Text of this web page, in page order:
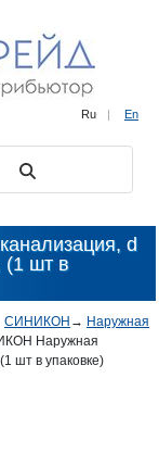
Ru | En
d
(1 шт в
СИНИКОН → Наружная
Наружная
шт в упаковке)